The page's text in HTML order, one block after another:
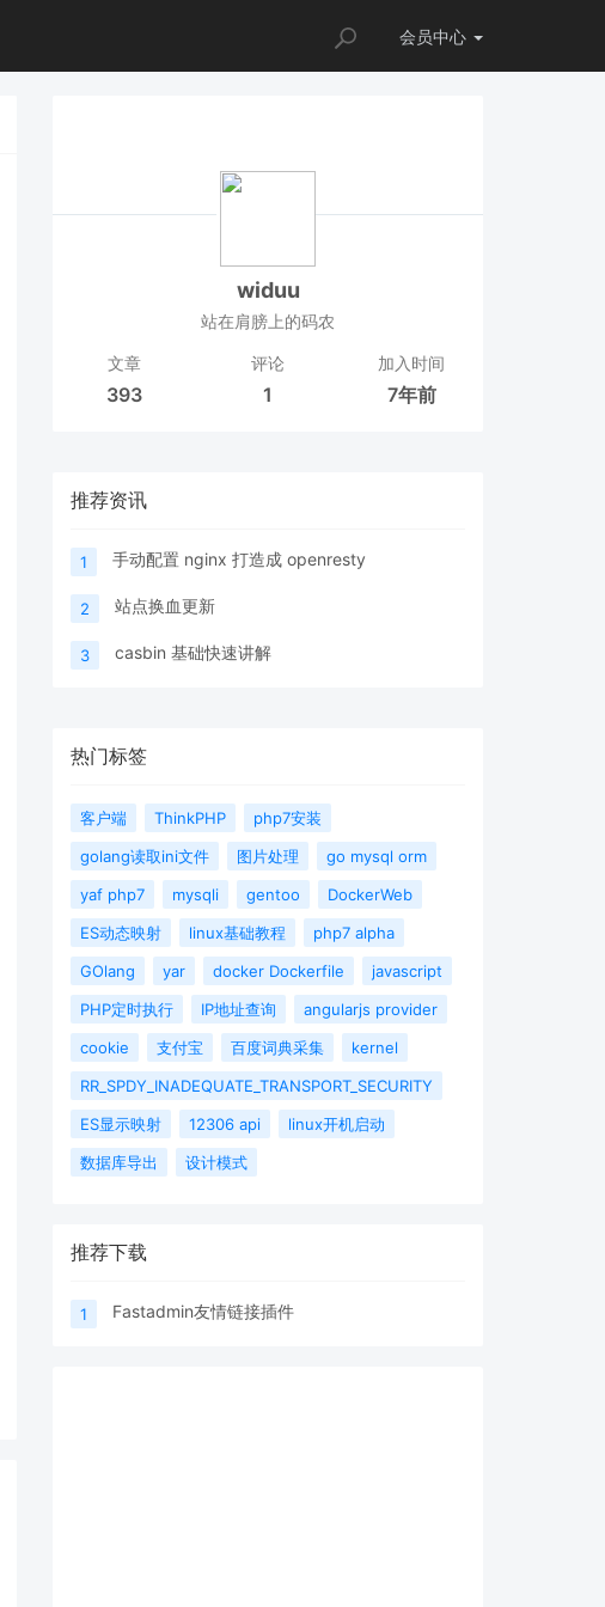
会员中心
widuu
站在肩膀上的码农
文章
393
评论
1
加入时间
7年前
推荐资讯
1 手动配置 nginx 打造成 openresty
2 站点换血更新
3 casbin 基础快速讲解
热门标签
客户端 ThinkPHP
php7安装
golang读取ini文件
图片处理
go mysql orm
yaf php7
mysqli gentoo
DockerWeb
ES动态映射
linux基础教程
php7 alpha
GOlang
yar docker Dockerfile
javascript
PHP定时执行
IP地址查询
angularjs provider
cookie
支付宝 百度词典采集
kernel
RR_SPDY_INADEQUATE_TRANSPORT_SECURITY
ES显示映射
12306 api
linux开机启动
数据库导出
设计模式
推荐下载
1 Fastadmin友情链接插件